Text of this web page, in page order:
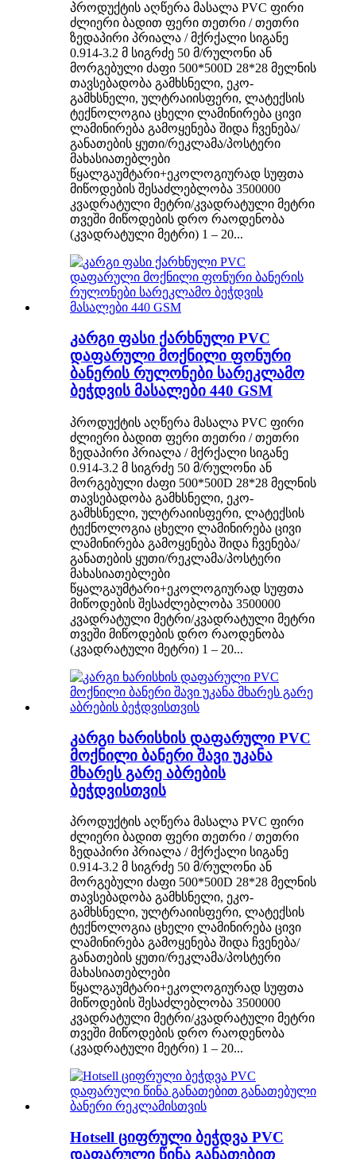
პროდუქტის აღწერა მასალა PVC ფირი
ძლიერი ბადით ფერი თეთრი / თეთრი
ზედაპირი პრიალა / მქრქალი სიგანე
0.914-3.2 მ სიგრძე 50 მ/რულონი ან
მორგებული ძაფი 500*500D 28*28 მელნის
თავსებადობა გამხსნელი, ეკო-
გამხსნელი, ულტრაიისფერი, ლატექსის
ტექნოლოგია ცხელი ლამინირება ცივი
ლამინირება გამოყენება შიდა ჩვენება/
განათების ყუთი/რეკლამა/პოსტერი
მახასიათებლები
წყალგაუმტარი+ეკოლოგიურად სუფთა
მიწოდების შესაძლებლობა 3500000
კვადრატული მეტრი/კვადრატული მეტრი
თვეში მიწოდების დრო რაოდენობა
(კვადრატული მეტრი) 1 – 20...
კარგი ფასი ქარხნული PVC
დაფარული მოქნილი ფონური
ბანერის რულონები სარეკლამო
ბეჭდვის მასალები 440 GSM
პროდუქტის აღწერა მასალა PVC ფირი
ძლიერი ბადით ფერი თეთრი / თეთრი
ზედაპირი პრიალა / მქრქალი სიგანე
0.914-3.2 მ სიგრძე 50 მ/რულონი ან
მორგებული ძაფი 500*500D 28*28 მელნის
თავსებადობა გამხსნელი, ეკო-
გამხსნელი, ულტრაიისფერი, ლატექსის
ტექნოლოგია ცხელი ლამინირება ცივი
ლამინირება გამოყენება შიდა ჩვენება/
განათების ყუთი/რეკლამა/პოსტერი
მახასიათებლები
წყალგაუმტარი+ეკოლოგიურად სუფთა
მიწოდების შესაძლებლობა 3500000
კვადრატული მეტრი/კვადრატული მეტრი
თვეში მიწოდების დრო რაოდენობა
(კვადრატული მეტრი) 1 – 20...
კარგი ხარისხის დაფარული PVC
მოქნილი ბანერი შავი უკანა
მხარეს გარე აბრების
ბეჭდვისთვის
პროდუქტის აღწერა მასალა PVC ფირი
ძლიერი ბადით ფერი თეთრი / თეთრი
ზედაპირი პრიალა / მქრქალი სიგანე
0.914-3.2 მ სიგრძე 50 მ/რულონი ან
მორგებული ძაფი 500*500D 28*28 მელნის
თავსებადობა გამხსნელი, ეკო-
გამხსნელი, ულტრაიისფერი, ლატექსის
ტექნოლოგია ცხელი ლამინირება ცივი
ლამინირება გამოყენება შიდა ჩვენება/
განათების ყუთი/რეკლამა/პოსტერი
მახასიათებლები
წყალგაუმტარი+ეკოლოგიურად სუფთა
მიწოდების შესაძლებლობა 3500000
კვადრატული მეტრი/კვადრატული მეტრი
თვეში მიწოდების დრო რაოდენობა
(კვადრატული მეტრი) 1 – 20...
Hotsell ციფრული ბეჭდვა PVC
დაფარული წინა განათებით